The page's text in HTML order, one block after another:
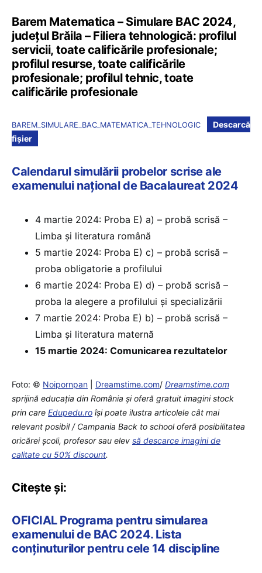
Barem Matematica – Simulare BAC 2024,
județul Brăila – Filiera tehnologică: profilul
servicii, toate calificările profesionale;
profilul resurse, toate calificările
profesionale; profilul tehnic, toate
calificările profesionale
BAREM_SIMULARE_BAC_MATEMATICA_TEHNOLOGIC
Descarcă
fișier
Calendarul simulării probelor scrise ale
examenului național de Bacalaureat 2024
4 martie 2024: Proba E) a) – probă scrisă –
Limba şi literatura română
5 martie 2024: Proba E) c) – probă scrisă –
proba obligatorie a profilului
6 martie 2024: Proba E) d) – probă scrisă –
proba la alegere a profilului şi specializării
7 martie 2024: Proba E) b) – probă scrisă –
Limba şi literatura maternă
15 martie 2024: Comunicarea rezultatelor
Foto: © Noipornpan Dreamstime.com/ Dreamstime.com
sprijină educaţia din România şi oferă gratuit imagini stock
prin care Edupedu.ro îşi poate ilustra articolele cât mai
relevant posibil / Campania Back to school oferă posibilitatea
oricărei școli, profesor sau elev să descarce imagini de
calitate cu 50% discount.
Citește și:
OFICIAL Programa pentru simularea
examenului de BAC 2024. Lista
conținuturilor pentru cele 14 discipline